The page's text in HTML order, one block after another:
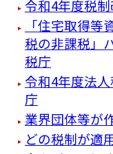
令和4年度税
「住宅取得
税の非課税」
税庁
令和4年度法
庁
業界団体等が
どの税制が適